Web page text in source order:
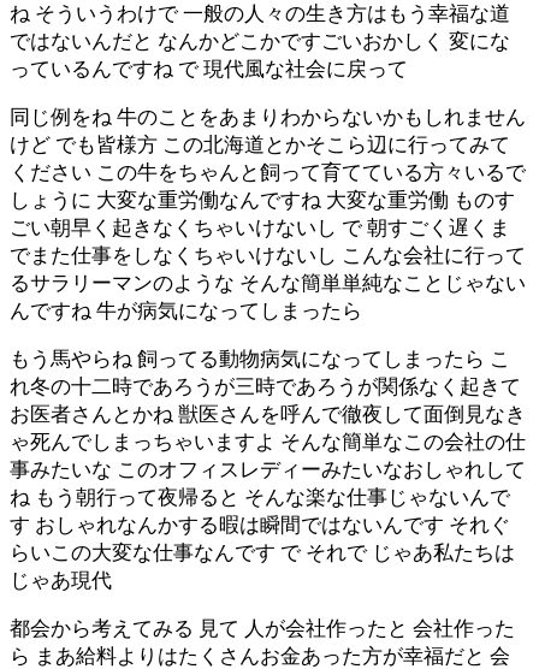
ね そういうわけで 一般の人々の生き方はもう幸福な道
ではないんだと なんかどこかですごいおかしく 変にな
っているんですね で 現代風な社会に戻って
同じ例をね 牛のことをあまりわからないかもしれません
けど でも皆様方 この北海道とかそこら辺に行ってみて
ください この牛をちゃんと飼って育てている方々いるで
しょうに 大変な重労働なんですね 大変な重労働 ものす
ごい朝早く起きなくちゃいけないし で 朝すごく遅くま
でまた仕事をしなくちゃいけないし こんな会社に行って
るサラリーマンのような そんな簡単単純なことじゃない
んですね 牛が病気になってしまったら
もう馬やらね 飼ってる動物病気になってしまったら こ
れ冬の十二時であろうが三時であろうが関係なく起きて
お医者さんとかね 獣医さんを呼んで徹夜して面倒見なき
ゃ死んでしまっちゃいますよ そんな簡単なこの会社の仕
事みたいな このオフィスレディーみたいなおしゃれして
ね もう朝行って夜帰ると そんな楽な仕事じゃないんで
す おしゃれなんかする暇は瞬間ではないんです それぐ
らいこの大変な仕事なんです で それで じゃあ私たちは
じゃあ現代
都会から考えてみる 見て 人が会社作ったと 会社作った
ら まあ給料よりはたくさんお金あった方が幸福だと 会